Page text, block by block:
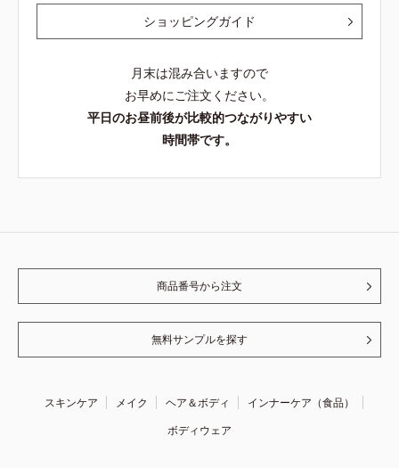
ショッピングガイド
月末は混み合いますので
お早めにご注文ください。
平日のお昼前後が比較的つながりやすい
時間帯です。
商品番号から注文
無料サンプルを探す
スキンケア メイク ヘア＆ボディ
インナーケア（食品）
ボディウェア